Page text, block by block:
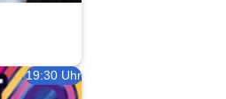
19:30 Uhr